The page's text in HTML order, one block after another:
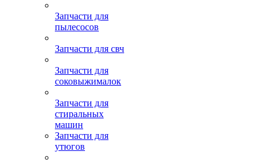
Запчасти для
пылесосов
Запчасти для свч
Запчасти для
соковыжималок
Запчасти для
стиральных
машин
Запчасти для
утюгов